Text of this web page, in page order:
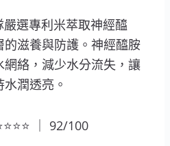
嚴選專利米萃取神經醯
滋養與防護。神經醯胺
絡，減少水分流失，讓
潤透亮。
｜ 92/100